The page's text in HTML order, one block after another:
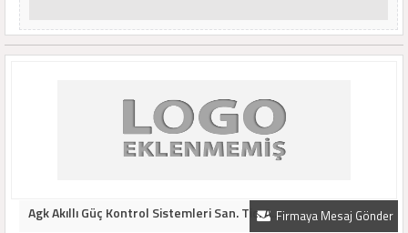
Firmaya Mesaj Gönder
Agk Akıllı Güç Kontrol Sistemleri San. Tic. A..